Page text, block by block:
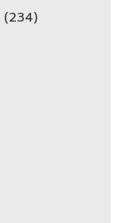
(234)